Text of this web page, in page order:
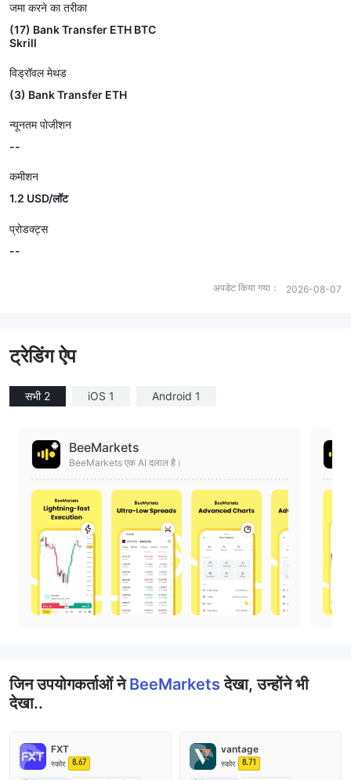
जमा करने का तरीका
(17) Bank Transfer ETH BTC
Skrill
विड्रॉवल मेथड
(3) Bank Transfer ETH
न्यूनतम पोजीशन
--
कमीशन
1.2 USD/लॉट
प्रोडक्ट्स
--
अपडेट किया गया： 2026-08-07
ट्रेडिंग ऐप
सभी 2 iOS 1 Android 1
BeeMarkets
BeeMarkets एक AI दलाल है।
जिन उपयोगकर्ताओं नेBeeMarketsदेखा, उन्होंने भी
देखा..
FXT
स्कोर 8.67
vantage
स्कोर 8.71